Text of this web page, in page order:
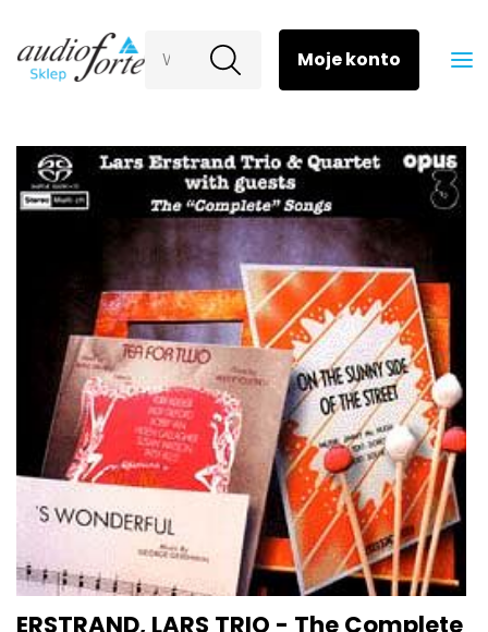
Wyszukaj
ERSTRAND, LARS TRIO - The Complete